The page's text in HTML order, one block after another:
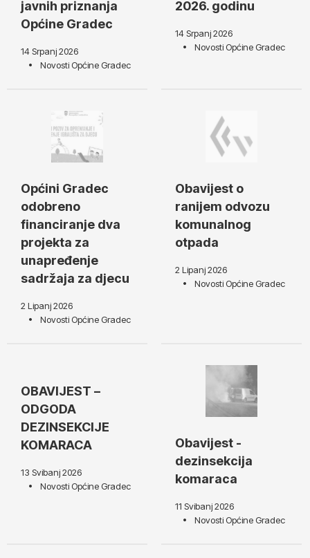
javnih priznanja
Općine Gradec
14 Srpanj 2026
Novosti Općine Gradec
2026. godinu
14 Srpanj 2026
Novosti Općine Gradec
Općini Gradec
odobreno
financiranje dva
projekta za
unapređenje
sadržaja za djecu
2 Lipanj 2026
Novosti Općine Gradec
Obavijest o
ranijem odvozu
komunalnog
otpada
2 Lipanj 2026
Novosti Općine Gradec
OBAVIJEST –
ODGODA
DEZINSEKCIJE
KOMARACA
13 Svibanj 2026
Novosti Općine Gradec
Obavijest -
dezinsekcija
komaraca
11 Svibanj 2026
Novosti Općine Gradec